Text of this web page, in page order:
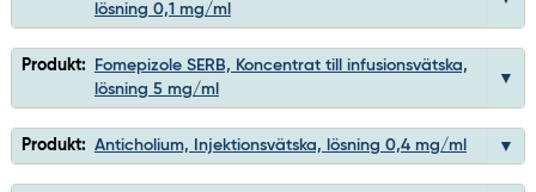
lösning 0,1 mg/ml
Produkt:
Fomepizole SERB, Koncentrat till infusionsvätska,
lösning 5 mg/ml
Produkt: Anticholium, Injektionsvätska, lösning 0,4 mg/ml